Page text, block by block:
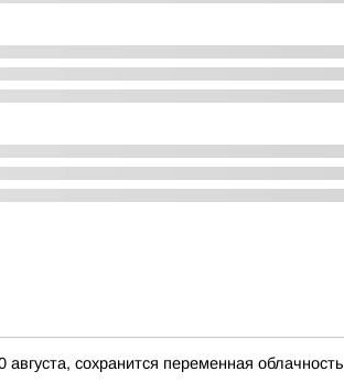
сохранится переменная облачность